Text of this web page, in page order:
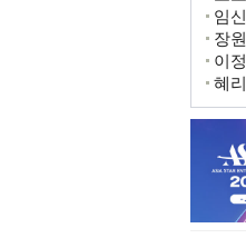
임
장
이
혜